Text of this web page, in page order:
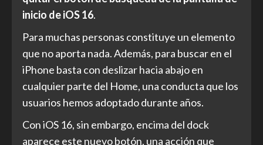
inicio de iOS 16.
Para muchas personas constituye un elemento
que no aporta nada. Además, para buscar en el
iPhone basta con deslizar hacia abajo en
cualquier parte del Home, una conducta que los
usuarios hemos adoptado durante años.
Con iOS 16, sin embargo, encima del dock
aparece este nuevo botón, una acción que